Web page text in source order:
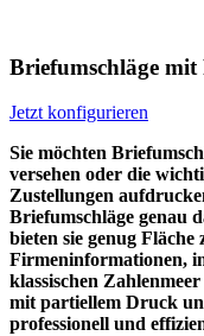
Briefumschläge mit
Jetzt konfigurieren
Sie möchten
versehen oder die
Zustellungen
Briefumschläge genau
bieten sie genug
Firmeninformationen,
klassischen
mit partiellem Druck
professionell und